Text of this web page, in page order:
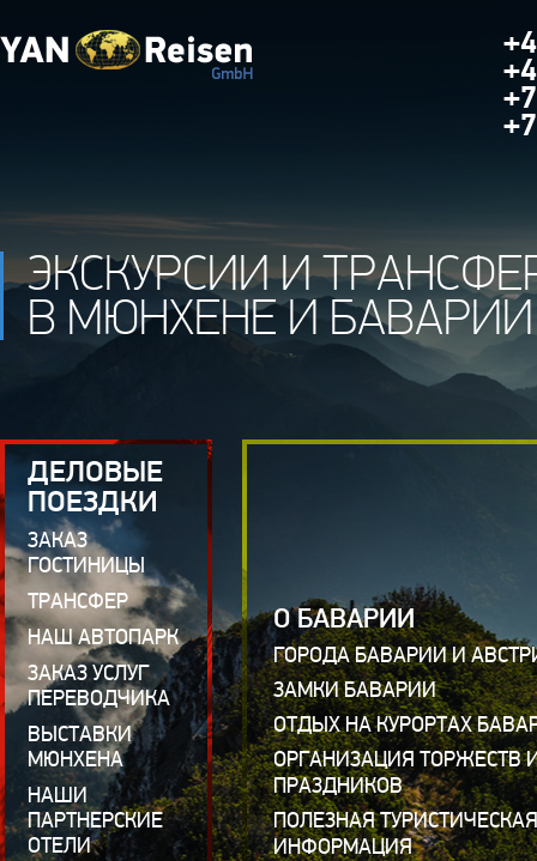
ЭКСКУРСИИ И
В МЮНХЕНЕ И БАВАРИИ
ДЕЛОВЫЕ
ПОЕЗДКИ
ЗАКАЗ
ГОСТИНИЦЫ
ТРАНСФЕР
НАШ АВТОПАРК
ЗАКАЗ УСЛУГ
ПЕРЕВОДЧИКА
ВЫСТАВКИ
МЮНХЕНА
НАШИ
ПАРТНЕРСКИЕ
ОТЕЛИ
О БАВАРИИ
ГОРОДА БАВАРИИ И
ЗАМКИ БАВАРИИ
ОТДЫХ НА КУРОРТАХ
ОРГАНИЗАЦИЯ ТОРЖЕСТВ
ПРАЗДНИКОВ
ПОЛЕЗНАЯ ТУРИСТИЧЕСКАЯ
ИНФОРМАЦИЯ